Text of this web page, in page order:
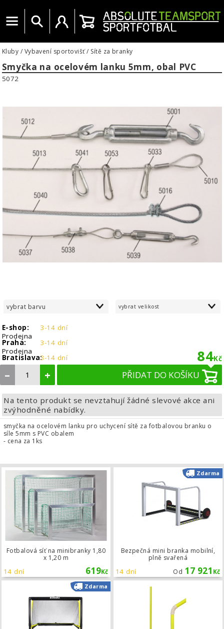
Menu Vyhledat Uživatelský účet
Košík
Kluby / Vybavení sportovišť/ Sítě za branky
Smyčka na ocelovém lanku 5mm, obal PVC
5072
vybrat barvu vybrat velikost
E-shop:
3-14 dní
Prodejna
Praha:
3-14 dní
Prodejna
Bratislava:3-14 dní 84Kč
– + PŘIDAT DO KOŠÍKU
Na tento produkt se nevztahují žádné slevové akce ani
zvýhodněné nabídky.
smyčka na ocelovém lanku pro uchycení sítě za fotbalovou branku o
síle 5mm s PVC obalem
- cena za 1ks
Fotbalová síť na minibranky 1,80
x 1,20 m
619Kč
14 dní
Fotbalová síť na minibranky 1,80 x
Bezpečná mini branka mobilní,
plně svařená
Od 17 921 Kč
14 dní
Zdarma
Zdarma